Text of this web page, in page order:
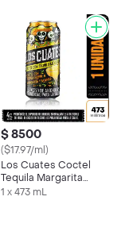
$ 8500
($17.97/ml)
Los Cuates Coctel
Tequila Margarita
Mango
1 x 473 mL